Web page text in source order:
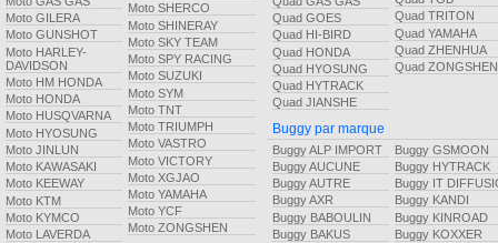
Moto GILERA
Moto GUNSHOT
Moto HARLEY-
DAVIDSON
Moto HM HONDA
Moto HONDA
Moto HUSQVARNA
Moto HYOSUNG
Moto JINLUN
Moto KAWASAKI
Moto KEEWAY
Moto KTM
Moto KYMCO
Moto LAVERDA
Moto SHERCO
Moto SHINERAY
Moto SKY TEAM
Moto SPY RACING
Moto SUZUKI
Moto SYM
Moto TNT
Moto TRIUMPH
Moto VASTRO
Moto VICTORY
Moto XGJAO
Moto YAMAHA
Moto YCF
Moto ZONGSHEN
Quad GOES
Quad HI-BIRD
Quad HONDA
Quad HYOSUNG
Quad HYTRACK
Quad JIANSHE
Quad TRITON
Quad YAMAHA
Quad ZHENHUA
Quad ZONGSHEN
Buggy par marque
Buggy ALP IMPORT
Buggy AUCUNE
Buggy AUTRE
Buggy AXR
Buggy BABOULIN
Buggy BAKUS
Buggy GSMOON
Buggy HYTRACK
Buggy IT
Buggy KANDI
Buggy KINROAD
Buggy KOXXER